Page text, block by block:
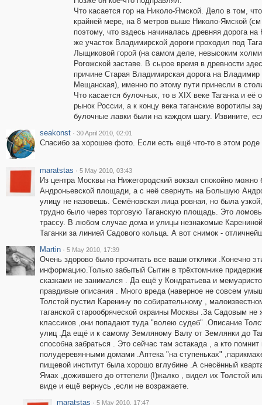
Что касается гор на Николо-Ямской. Дело в том,
крайней мере, на 8 метров выше Николо-Ямской
поэтому, что вздесь начиналась древняя дорога
же участок Владимирской дороги проходил под
Лыщиковой горой (на самом деле, невысоким
Рогожской заставе. В сырое время в древности
причине Старая Владимирская дорога на
Мещанская), именно по этому пути принесли в
Что касается булочных, то в XIX веке Таганка и
рынок России, а к концу века таганские воротилы
булочные лавки были на каждом шагу. Извините,
seakonst · 30 April 2010, 02:01
Спасибо за хорошее фото. Если есть ещё что-то в этом роде
maratstas · 5 May 2010, 03:43
Из центра Москвы на Нижегородский вокзал спокойно
Андроньевской площади, а с неё свернуть на Большую
улицу не назовешь. Семёновская лица ровная, но была
трудно было через торговую Таганскую площадь. Это
трассу. В любом случае дома и улицы незнакомые
Таганки за линией Садового кольца. А вот снимок -
Martin · 5 May 2010, 17:39
Очень здорово было прочитать все ваши отклики .Конечно
информацию.Только забытый Сытин в трёхтомнике
сказками не занимался . Да ещё у Кондратьева и
правдивые описания . Много вреда (наверное не совсем
Толстой пустил Каренину по собирательному ,
таганской старообряческой окраины Москвы .За Садовым не
классиков ,они попадают туда "волею судеб" .Описание
улиц .Да ещё и к самому Земляному Валу от Землянки до
способна забраться . Это сейчас там эстакада , а кто
полудеревянными домами .Аптека "на ступеньках"
пищевой институт была хорошо вглубине .А снесённый
Ямах ,дожившего до оттепели (!)жалко , видел их Толстой
виде и ещё вернусь ,если не возражаете.
maratstas · 5 May 2010, 17:47